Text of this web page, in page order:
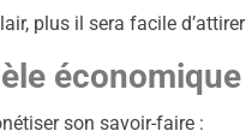
plus il sera facile
son savoir-faire :